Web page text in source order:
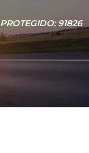
PROTEGIDO: 91826